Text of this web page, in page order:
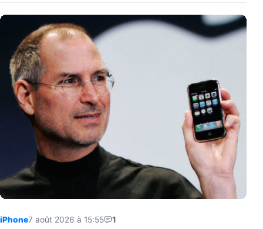
iPhone7 août 2026 à 15:55 1